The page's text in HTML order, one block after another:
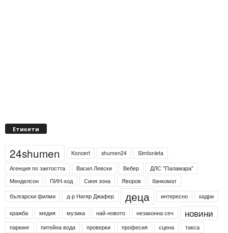
Етикети
24shumen Koncert shumen24
Simfonieta
Агенция по заетостта
Васил Левски Вебер
ДЛС "Паламара"
Менделсон
ПИН-код Синя зона Яворов
банкомат
български филми
д-р Нигяр Джафер деца интересно кадри
кражба медия музика най-новото незаконна сеч новини
паркинг питейна вода проверки професия сцена такса